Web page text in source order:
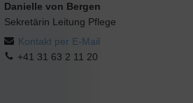
Danielle von Bergen
Sekretärin Leitung Pflege
Kontakt per E-Mail
+41 31 63 2 11 20